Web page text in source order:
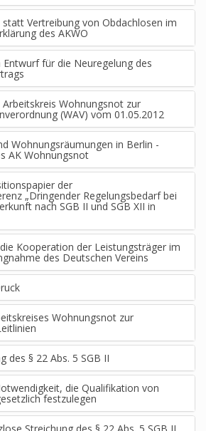
Vertreibung von Obdachlosen im
des AKWO
für die Neuregelung des
Wohnungsnot zur
(WAV) vom 01.05.2012
Wohnungsräumungen in Berlin -
AK Wohnungsnot
der
„Dringender Regelungsbedarf bei
nach SGB II und SGB XII in
Kooperation der Leistungsträger im
des Deutschen Vereins
Wohnungsnot zur
des § 22 Abs. 5 SGB II
die Qualifikation von
festzulegen